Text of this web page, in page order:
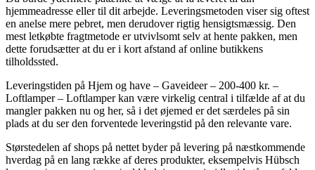
hjemmeadresse eller til dit arbejde. Leveringsmetoden viser sig oftest
en anelse mere pebret, men derudover rigtig hensigtsmæssig. Den
mest letkøbte fragtmetode er utvivlsomt selv at hente pakken, men
dette forudsætter at du er i kort afstand af online butikkens
tilholdssted.
Leveringstiden på Hjem og have – Gaveideer – 200-400 kr. –
Loftlamper – Loftlamper kan være virkelig central i tilfælde af at du
mangler pakken nu og her, så i det øjemed er det særdeles på sin
plads at du ser den forventede leveringstid på den relevante vare.
Størstedelen af shops på nettet byder på levering på næstkommende
hverdag på en lang række af deres produkter, eksempelvis Hübsch